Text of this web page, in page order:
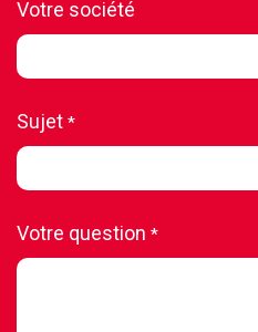
Votre société
Sujet *
Votre question *